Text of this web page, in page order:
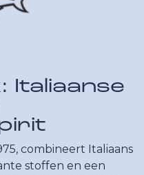
Italiaanse
combineert Italiaans
stoffen en een